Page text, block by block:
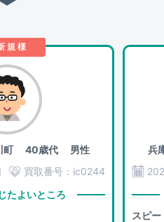
規様
町40歳代 男性
買取番号： ic0244
たよいところ
兵
スピー